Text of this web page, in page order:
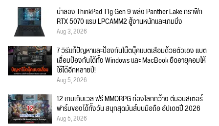
น่าลอง ThinkPad T1g Gen 9 พลัง Panther Lake กราฟิก
RTX 5070 แรม LPCAMM2 สู้งานหนักและเกมมิ่ง
Aug 3, 2026
7 วิธีแก้ปัญหาและป้องกันโน๊ตบุ๊คแบตเสื่อมด้วยตัวเอง แบต
เสื่อมป้องกันได้ทั้ง Windows และ MacBook ยืดอายุคอมให้
ใช้ได้อีกหลายปี!
Aug 5, 2026
12 เกมเก็บเวล ฟรี MMORPG ท่องโลกกว้าง ตีมอนสเตอร์
ฟาร์มของได้ทั้งวัน สนุกสุดมันส์บนมือถือ อัปเดตปี 2026
Aug 5, 2026